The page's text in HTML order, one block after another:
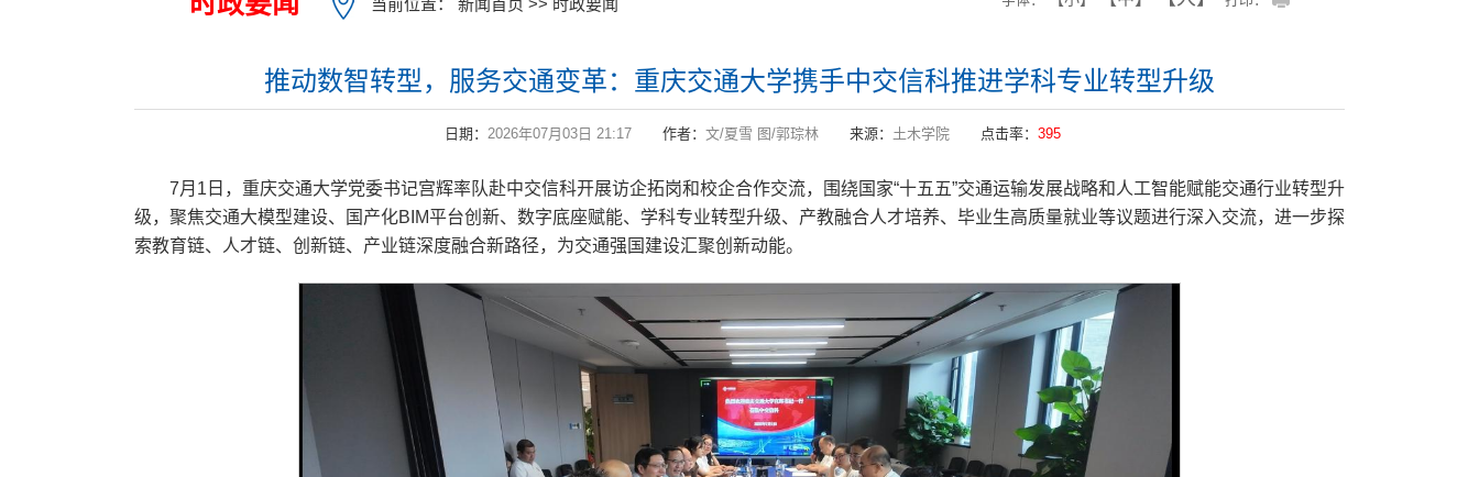
当前位置： 新闻首页 >> 时政要闻
推动数智转型，服务交通变革：重庆交通大学携手中交信科推进学科专业转型升级
日期： 2026年07月03日 21:17 作者： 文/夏雪 图/郭琮林 来源： 土木学院 点击率： 395
7月1日，重庆交通大学党委书记宫辉率队赴中交信科开展访企拓岗和校企合作交流，围绕国家“十五五”交通运输发展战略和人工智能赋能交通行业转型升
级，聚焦交通大模型建设、国产化BIM平台创新、数字底座赋能、学科专业转型升级、产教融合人才培养、毕业生高质量就业等议题进行深入交流，进一步探
索教育链、人才链、创新链、产业链深度融合新路径，为交通强国建设汇聚创新动能。